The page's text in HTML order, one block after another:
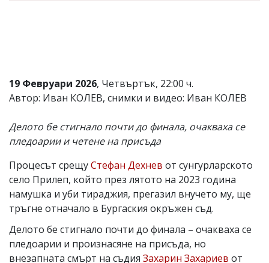
19 Февруари 2026, Четвъртък, 22:00 ч.
Автор: Иван КОЛЕВ, снимки и видео: Иван КОЛЕВ
Делото бе стигнало почти до финала, очакваха се
пледоарии и четене на присъда
Процесът срещуСтефан Дехнев от сунгурларското
село Прилеп, който през лятото на 2023 година
намушка и уби тираджия, прегазил внучето му, ще
тръгне отначало в Бургаския окръжен съд.
Делото бе стигнало почти до финала – очакваха се
пледоарии и произнасяне на присъда, но
внезапната смърт на съдия Захарин Захариев от